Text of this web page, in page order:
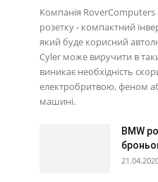
Компанія
розетку - компактний
який буде корисний
Cyler може виручити в
виникає необхідність
електробритвою, феном
машині.
BMW